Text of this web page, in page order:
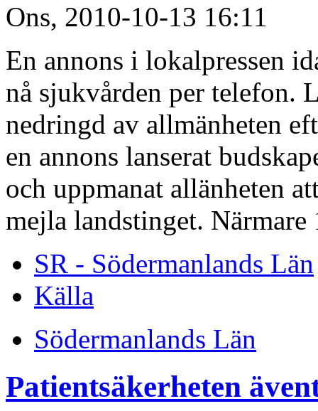
Ons, 2010-10-13 16:11
En annons i lokalpressen
nå sjukvården per telefon.
nedringd av allmänheten
en annons lanserat
och uppmanat allänheten
mejla landstinget.
SR - Södermanlands Län
Källa
Södermanlands Län
Patientsäkerheten